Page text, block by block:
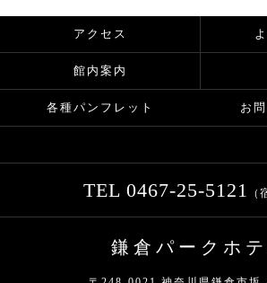
アクセス
館内案内
各種パンフレット お
TEL 0467-25-5121 （
鎌倉パークホ